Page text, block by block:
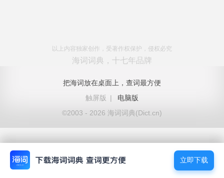
以上内容独家创作，受著作权保护，侵权必究
海词词典，十七年品牌
把海词放在桌面上，查词最方便
触屏版
|
电脑版
©2003 - 2026 海词词典(Dict.cn)
立即下载
立即下载